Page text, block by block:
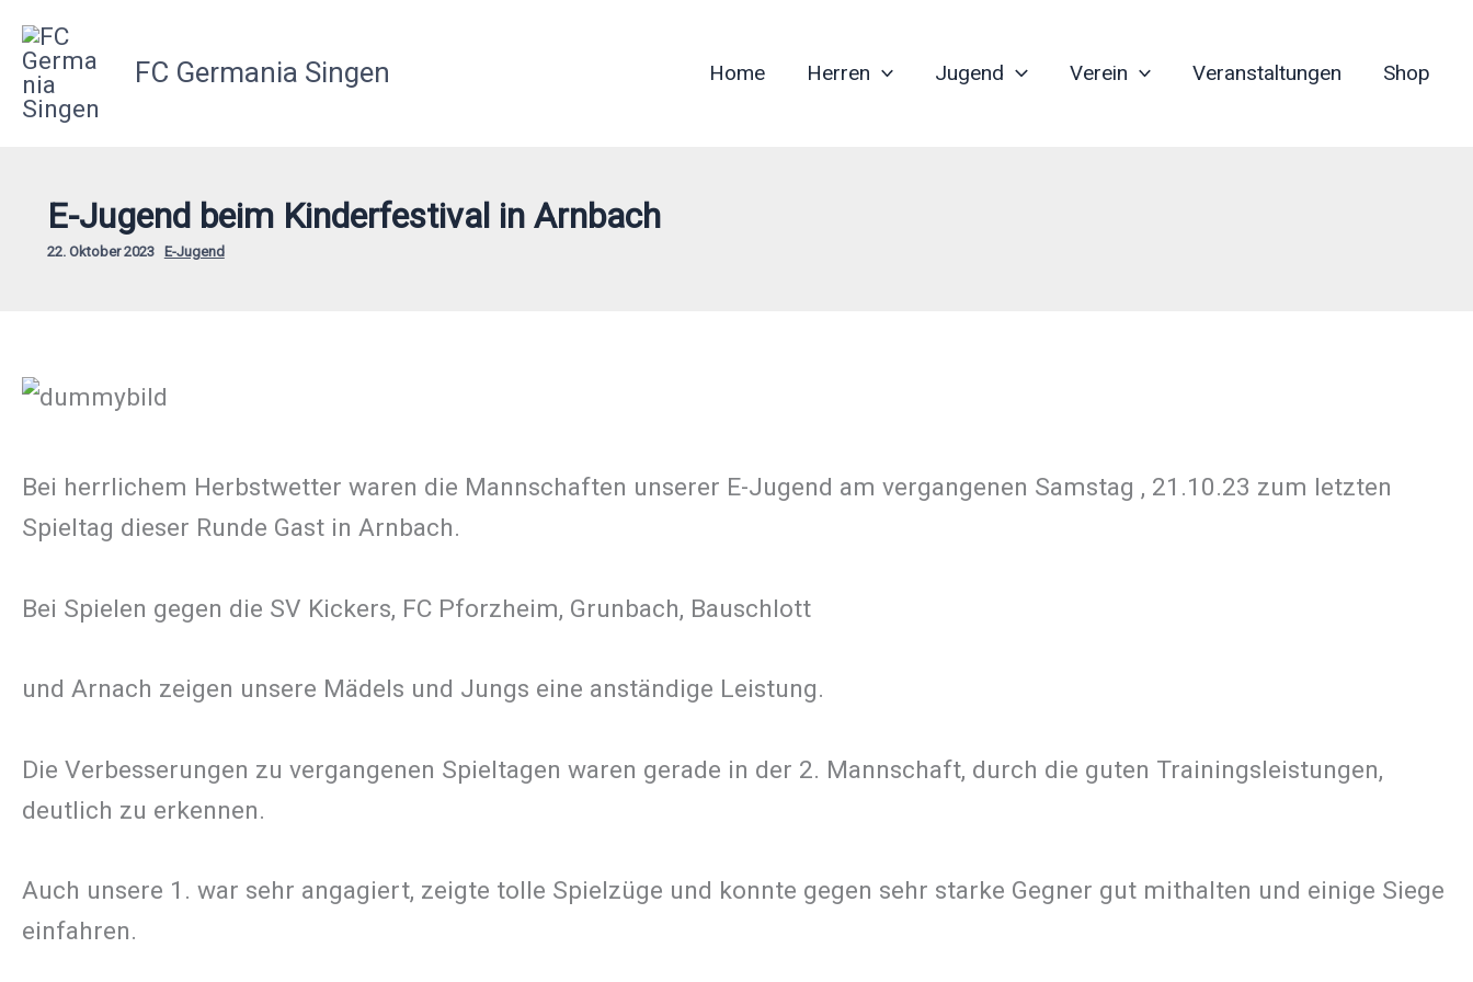
Zum
Inhalt
springen
FC Germania Singen Home Herren Jugend Verein Veranstaltungen Shop
E-Jugend beim Kinderfestival in Arnbach
22. Oktober 2023 E-Jugend
Bei herrlichem Herbstwetter waren die Mannschaften unserer E-Jugend am vergangenen Samstag , 21.10.23 zum letzten
Spieltag dieser Runde Gast in Arnbach.
Bei Spielen gegen die SV Kickers, FC Pforzheim, Grunbach, Bauschlott
und Arnach zeigen unsere Mädels und Jungs eine anständige Leistung.
Die Verbesserungen zu vergangenen Spieltagen waren gerade in der 2. Mannschaft, durch die guten Trainingsleistungen,
deutlich zu erkennen.
Auch unsere 1. war sehr angagiert, zeigte tolle Spielzüge und konnte gegen sehr starke Gegner gut mithalten und einige Siege
einfahren.